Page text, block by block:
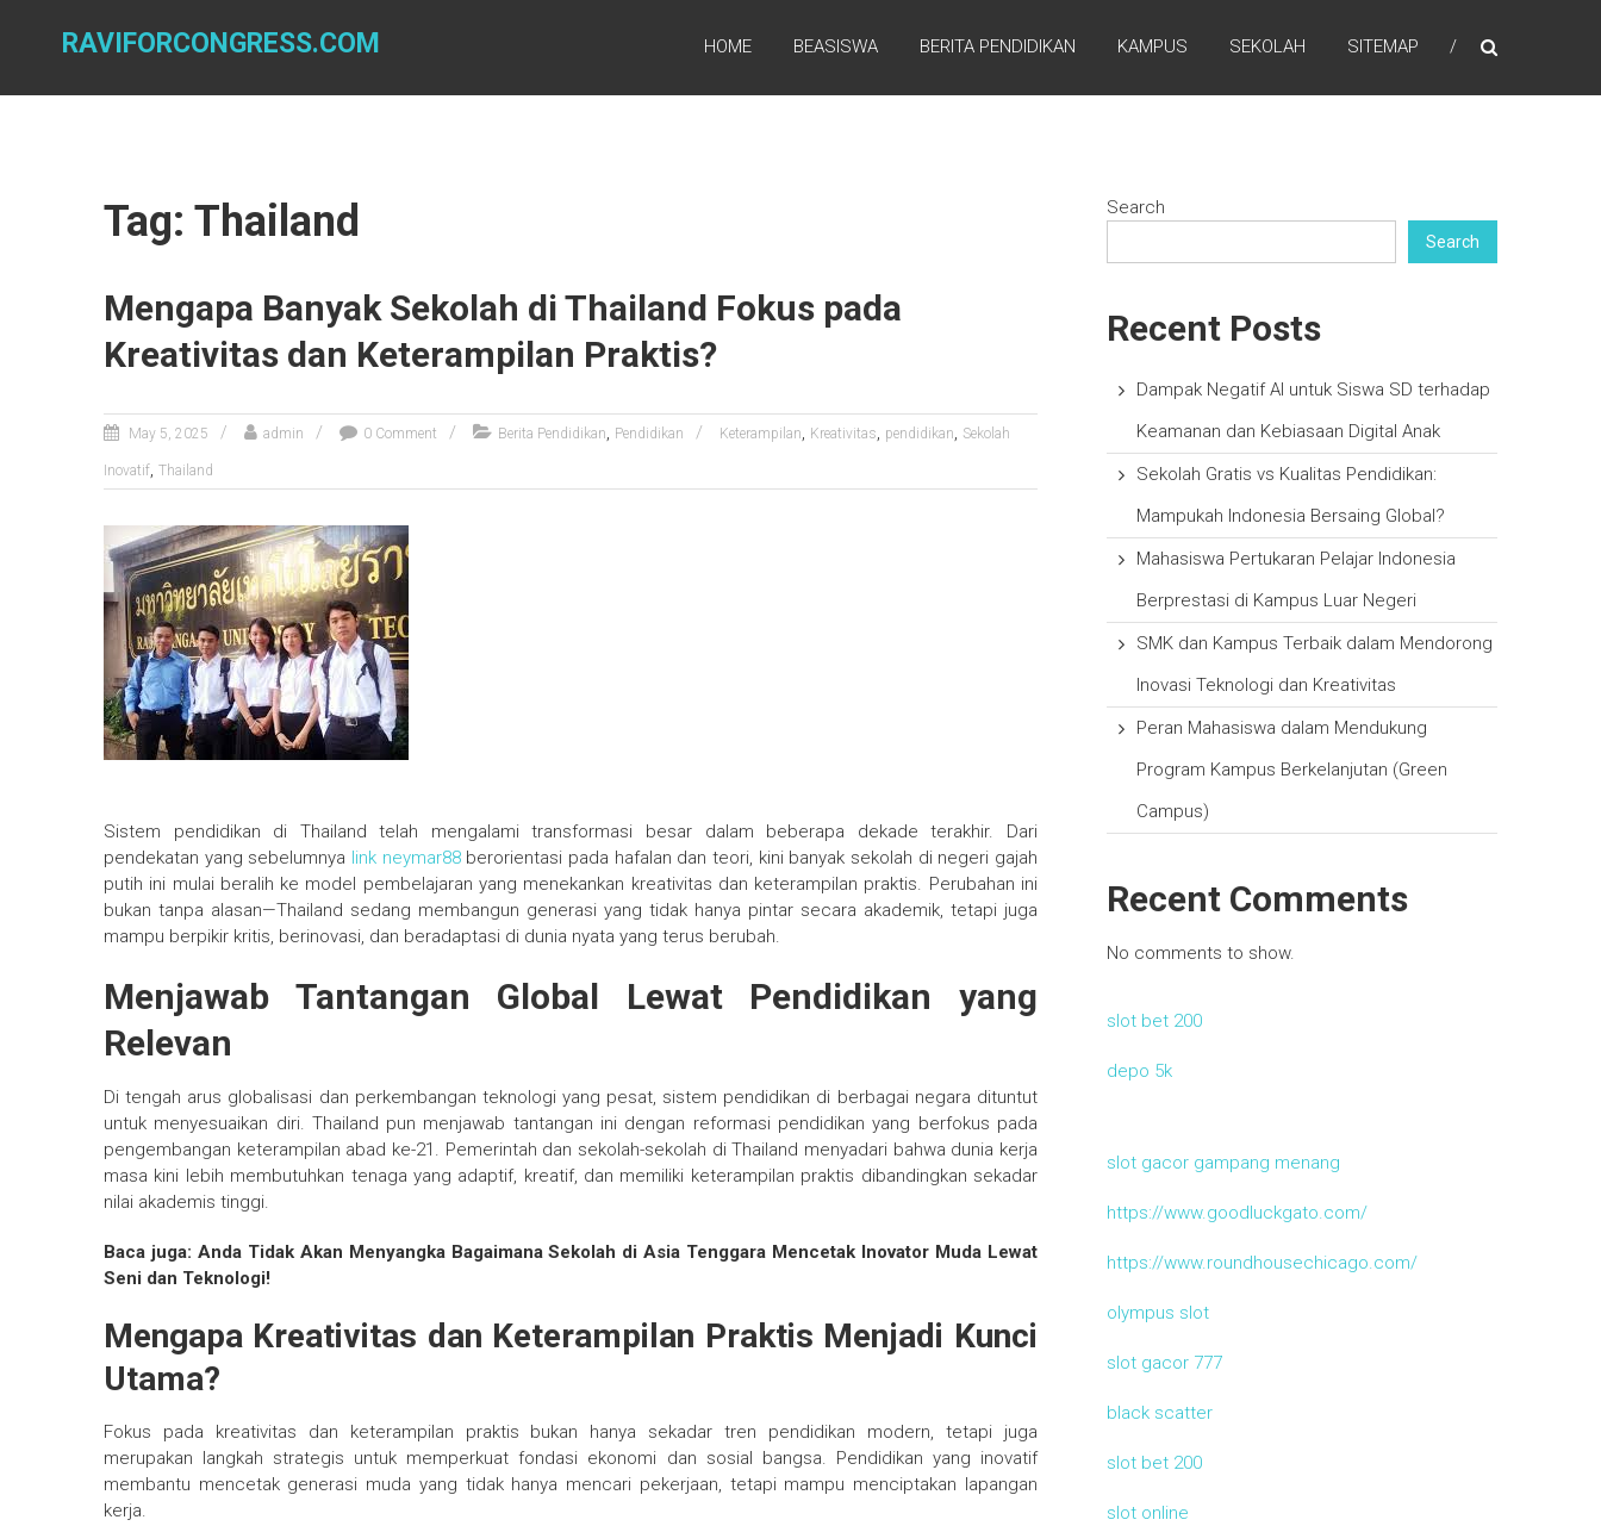
RAVIFORCONGRESS.COM HOME BEASISWA BERITA PENDIDIKAN KAMPUS SEKOLAH SITEMAP
Tag: Thailand
Mengapa Banyak Sekolah di Thailand Fokus pada
Kreativitas dan Keterampilan Praktis?
May 5, 2025 admin 0 Comment Berita Pendidikan, Pendidikan Keterampilan, Kreativitas, pendidikan, Sekolah
Inovatif, Thailand
Sistem pendidikan di Thailand telah mengalami transformasi besar dalam beberapa dekade terakhir. Dari
pendekatan yang sebelumnya link neymar88berorientasi pada hafalan dan teori, kini banyak sekolah di negeri gajah
putih ini mulai beralih ke model pembelajaran yang menekankan kreativitas dan keterampilan praktis. Perubahan ini
bukan tanpa alasan—Thailand sedang membangun generasi yang tidak hanya pintar secara akademik, tetapi juga
mampu berpikir kritis, berinovasi, dan beradaptasi di dunia nyata yang terus berubah.
Menjawab Tantangan Global Lewat Pendidikan yang
Relevan
Di tengah arus globalisasi dan perkembangan teknologi yang pesat, sistem pendidikan di berbagai negara dituntut
untuk menyesuaikan diri. Thailand pun menjawab tantangan ini dengan reformasi pendidikan yang berfokus pada
pengembangan keterampilan abad ke-21. Pemerintah dan sekolah-sekolah di Thailand menyadari bahwa dunia kerja
masa kini lebih membutuhkan tenaga yang adaptif, kreatif, dan memiliki keterampilan praktis dibandingkan sekadar
nilai akademis tinggi.
Baca juga: Anda Tidak Akan Menyangka Bagaimana Sekolah di Asia Tenggara Mencetak Inovator Muda Lewat
Seni dan Teknologi!
Mengapa Kreativitas dan Keterampilan Praktis Menjadi Kunci
Utama?
Fokus pada kreativitas dan keterampilan praktis bukan hanya sekadar tren pendidikan modern, tetapi juga
merupakan langkah strategis untuk memperkuat fondasi ekonomi dan sosial bangsa. Pendidikan yang inovatif
membantu mencetak generasi muda yang tidak hanya mencari pekerjaan, tetapi mampu menciptakan lapangan
kerja.
Search
Search
Recent Posts
Dampak Negatif AI untuk Siswa SD terhadap
Keamanan dan Kebiasaan Digital Anak
Sekolah Gratis vs Kualitas Pendidikan:
Mampukah Indonesia Bersaing Global?
Mahasiswa Pertukaran Pelajar Indonesia
Berprestasi di Kampus Luar Negeri
SMK dan Kampus Terbaik dalam Mendorong
Inovasi Teknologi dan Kreativitas
Peran Mahasiswa dalam Mendukung
Program Kampus Berkelanjutan (Green
Campus)
Recent Comments
No comments to show.
slot bet 200
depo 5k
slot gacor gampang menang
https://www.goodluckgato.com/
https://www.roundhousechicago.com/
olympus slot
slot gacor 777
black scatter
slot bet 200
slot online